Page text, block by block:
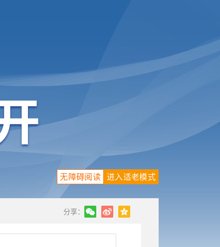
进入适老模式
无障碍阅读
分享：